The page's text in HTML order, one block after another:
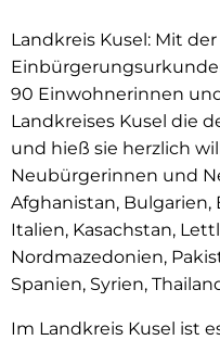
Landkreis Kusel: Mit
90 Einwohnerinnen
Landkreises Kusel die
und hieß sie herzlich
Neubürgerinnen und
Afghanistan, Bulgarien,
Italien, Kasachstan,
Nordmazedonien,
Spanien, Syrien,
Im Landkreis Kusel ist